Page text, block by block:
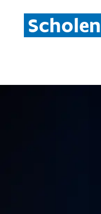
Scholen